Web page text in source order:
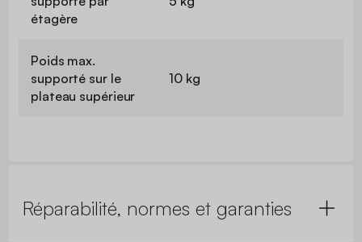
étagère
Poids max.
supporté sur le
plateau supérieur
10 kg
Réparabilité, normes et garanties